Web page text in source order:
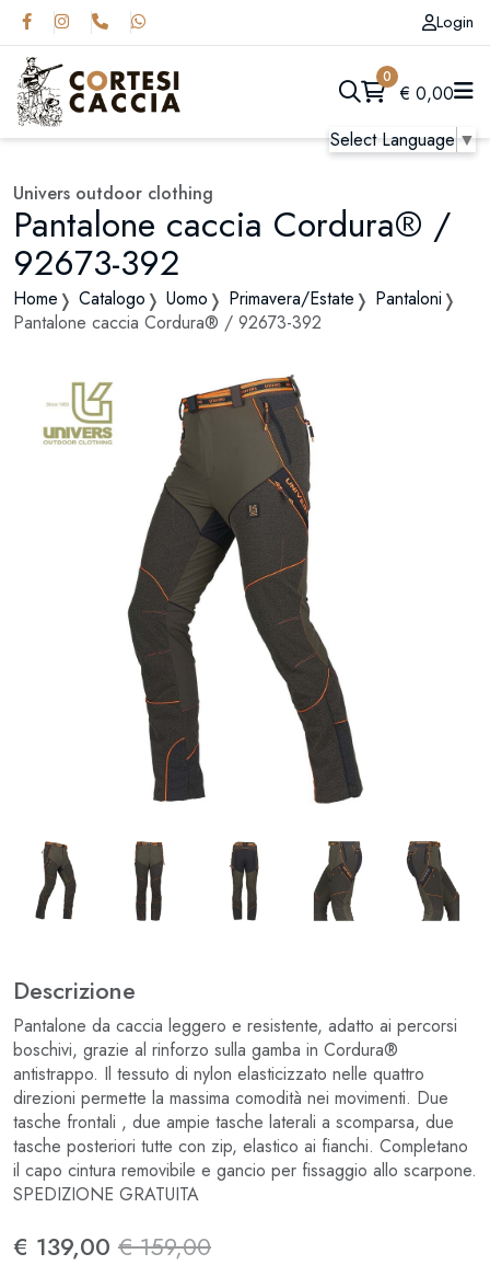
Select Language▼
Login
0
€ 0,00
Univers outdoor clothing
Pantalone caccia Cordura® /
92673-392
Home Catalogo Uomo Primavera/Estate
Pantaloni
Pantalone caccia Cordura® / 92673-392
Descrizione
Pantalone da caccia leggero e resistente, adatto ai percorsi
boschivi, grazie al rinforzo sulla gamba in Cordura®
antistrappo. Il tessuto di nylon elasticizzato nelle quattro
direzioni permette la massima comodità nei movimenti. Due
tasche frontali , due ampie tasche laterali a scomparsa, due
tasche posteriori tutte con zip, elastico ai fianchi. Completano
il capo cintura removibile e gancio per fissaggio allo scarpone.
SPEDIZIONE GRATUITA
€ 139,00 € 159,00